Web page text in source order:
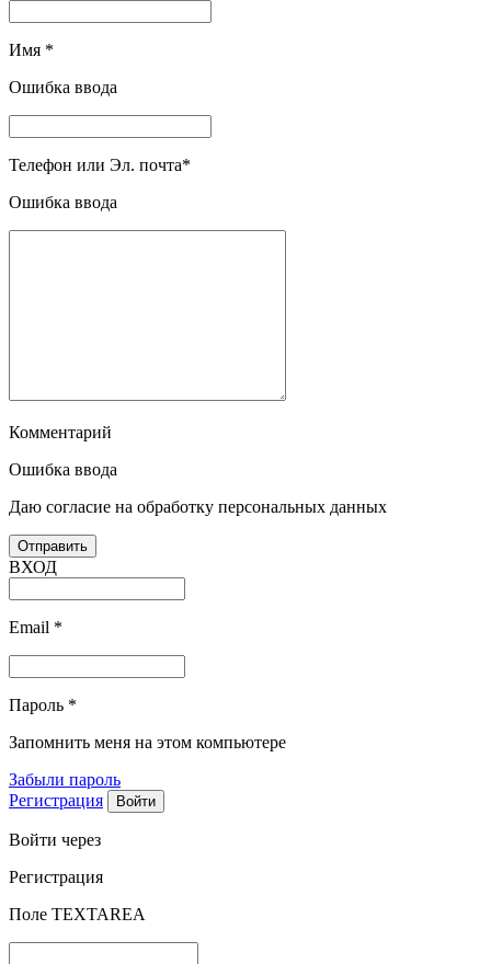
Имя *
Ошибка ввода
Телефон или Эл. почта*
Ошибка ввода
Комментарий
Ошибка ввода
Даю согласие на обработку персональных данных
ВХОД
Email *
Пароль *
Запомнить меня на этом компьютере
Забыли пароль
Регистрация
Войти через
Регистрация
Поле TEXTAREA